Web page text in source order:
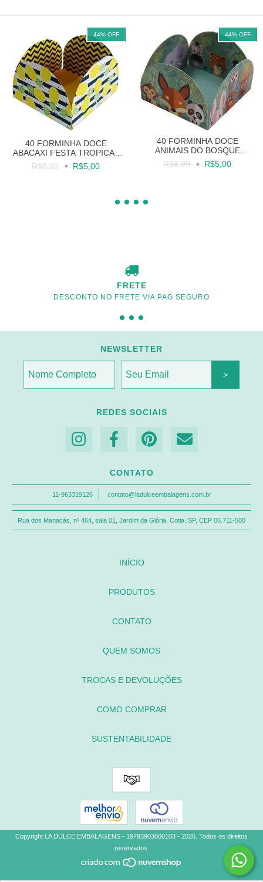
44% OFF
40 FORMINHA DOCE
ABACAXI FESTA TROPICAL
FRUTAS
R$8,99 R$5,00
44% OFF
40 FORMINHA DOCE
ANIMAIS DO BOSQUE
FLORESTA
R$8,99 R$5,00
FRETE
DESCONTO NO FRETE VIA PAG SEGURO
NEWSLETTER
REDES SOCIAIS
CONTATO
11-963319126 contato@ladulceembalagens.com.br
Rua dos Manacás, nº 464, sala 01, Jardim da Glória, Cotia, SP, CEP 06.711-500
INÍCIO
PRODUTOS
CONTATO
QUEM SOMOS
TROCAS E DEVOLUÇÕES
COMO COMPRAR
SUSTENTABILIDADE
Copyright LA DULCE EMBALAGENS - 19793903000103 - 2026. Todos os direitos
reservados.